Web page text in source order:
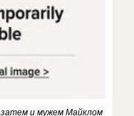
затем и мужем Майклом